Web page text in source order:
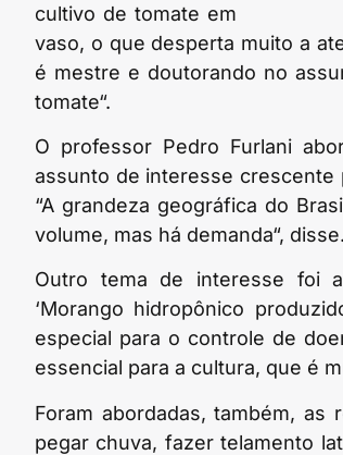
cultivo de tomate em
vaso, o que desperta muito a
é mestre e doutorando no
tomate“.
O professor Pedro Furlani
assunto de interesse crescente
“A grandeza geográfica do
volume, mas há demanda“, disse.
Outro tema de interesse foi
‘Morango hidropônico
especial para o controle de
essencial para a cultura, que é
Foram abordadas, também,
pegar chuva, fazer telamento